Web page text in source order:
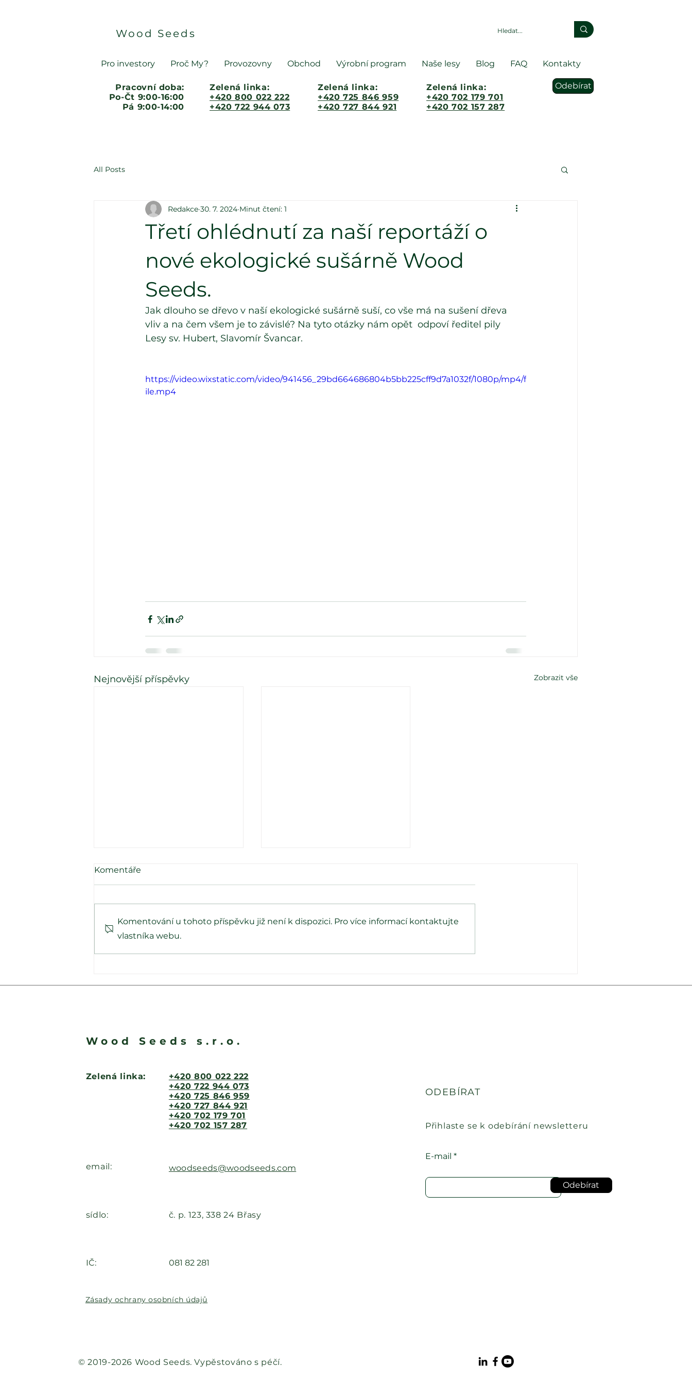
Wood Seeds
Pro investory Proč My? Provozovny Obchod Výrobní program Naše lesy Blog FAQ Kontakty
Pracovní doba:
Po-Čt 9:00-16:00
Pá 9:00-14:00
Zelená linka:
+420 800 022 222
+420 722 944 073
Zelená linka:
+420 725 846 959
+420 727 844 921
Zelená linka:
+420 702 179 701
+420 702 157 287
Odebírat
All Posts
Třetí ohlédnutí za naší reportáží o
nové ekologické sušárně Wood
Seeds.
Redakce 30. 7. 2024 Minut čtení: 1
Jak dlouho se dřevo v naší ekologické sušárně suší, co vše má na sušení dřeva
vliv a na čem všem je to závislé? Na tyto otázky nám opět  odpoví ředitel pily
Lesy sv. Hubert, Slavomír Švancar.
https://video.wixstatic.com/video/941456_29bd664686804b5bb225cff9d7a1032f/1080p/mp4/f
ile.mp4
Nejnovější příspěvky Zobrazit vše
Seeds.
Seeds.
Komentáře
Komentování u tohoto příspěvku již není k dispozici. Pro více informací kontaktujte
vlastníka webu.
Wood Seeds s.r.o.
Zelená linka:
+420 800 022 222
+420 722 944 073
+420 725 846 959
+420 727 844 921
+420 702 179 701
+420 702 157 287
email: woodseeds@woodseeds.com​
sídlo: č. p. 123, 338 24 Břasy
IČ: 081 82 281
Zásady ochrany osobních údajů
ODEBÍRAT
Přihlaste se k odebírání newsletteru
E-mail
Odebírat
© 2019-2026 Wood Seeds. Vypěstováno s péčí.